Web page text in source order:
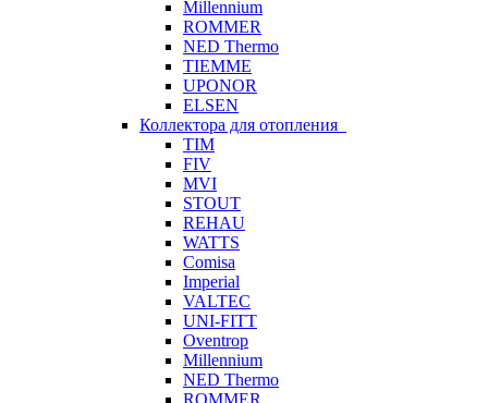
Millennium
ROMMER
NED Thermo
TIEMME
UPONOR
ELSEN
Коллектора для отопления
TIM
FIV
MVI
STOUT
REHAU
WATTS
Comisa
Imperial
VALTEC
UNI-FITT
Oventrop
Millennium
NED Thermo
ROMMER